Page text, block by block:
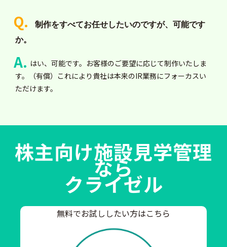
制作をすべてお任せしたいのですが、可能です
か。
はい、可能です。お客様のご要望に応じて制作いたしま
す。（有償）これにより貴社は本来のIR業務にフォーカスい
ただけます。
株主向け施設見学管理
なら
クライゼル
無料でお試ししたい方はこちら